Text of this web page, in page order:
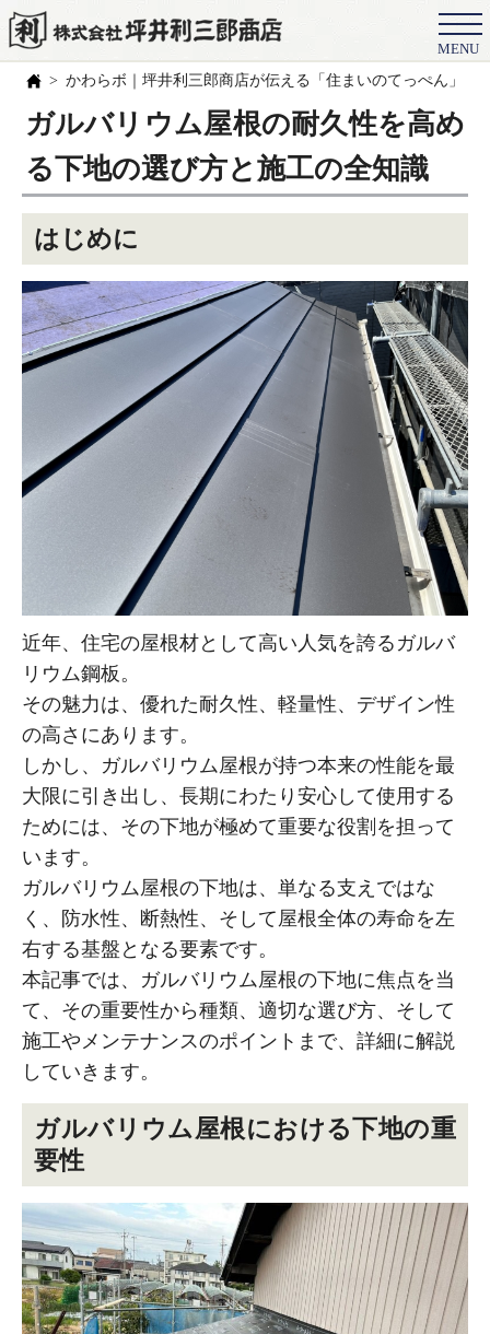
会社概要
選ばれる理由
施工事例
お客様の声
スタッフ
職人紹介
ブログ
よくある質問
豆知識
MENU
かわらボ｜坪井利三郎商店が伝える「住まいのてっぺん」の
ガルバリウム屋根の耐久性を高め
る下地の選び方と施工の全知識
はじめに
近年、住宅の屋根材として高い人気を誇るガルバ
リウム鋼板。
その魅力は、優れた耐久性、軽量性、デザイン性
の高さにあります。
しかし、ガルバリウム屋根が持つ本来の性能を最
大限に引き出し、長期にわたり安心して使用する
ためには、その下地が極めて重要な役割を担って
います。
ガルバリウム屋根の下地は、単なる支えではな
く、防水性、断熱性、そして屋根全体の寿命を左
右する基盤となる要素です。
本記事では、ガルバリウム屋根の下地に焦点を当
て、その重要性から種類、適切な選び方、そして
施工やメンテナンスのポイントまで、詳細に解説
していきます。
ガルバリウム屋根における下地の重
要性